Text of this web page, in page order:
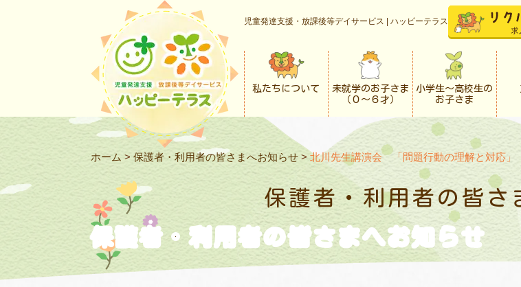
児童発達支援・放課後等デイサービス | ハッピーテラス
私たちについて
未就学のお子さま
（０〜６才）
小学生〜高校生の
お子さま
ホーム > 保護者・利用者の皆さまへお知らせ > 北川先生講演会 「問題行動の理解と対応」
保護者・利用者の 皆さ
保護者・利用者の皆さまへお知らせ